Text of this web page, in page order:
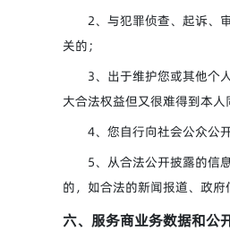
2、与犯罪侦查、起诉、
关的；
3、出于维护您或其他个
大合法权益但又很难得到本人
4、您自行向社会公众公
5、从合法公开披露的信
的，如合法的新闻报道、政府
六、服务商业务数据和公